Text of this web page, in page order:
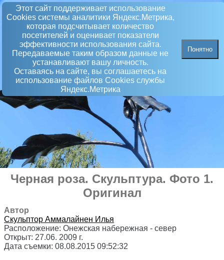
Этот сайт поддерживает использование
Сookies системы аналитики Яндекс.Метрика,
которая подсчитывает количество
посетителей и оценивает показатели
эффективности использования сайта.
Передаваемые таким образом данные не
устанавливают вашу личность.
Оставаясь на сайте, вы соглашаетесь на
использование файлов Сookies службы
Яндекс.Метрика
Понятно
Черная роза. Скульптура. Фото 1.
Оригинал
Автор
Скульптор Аммалайнен Илья
Расположение: Онежская набережная - север
Открыт: 27.06. 2009 г.
Дата съемки: 08.08.2015 09:52:32